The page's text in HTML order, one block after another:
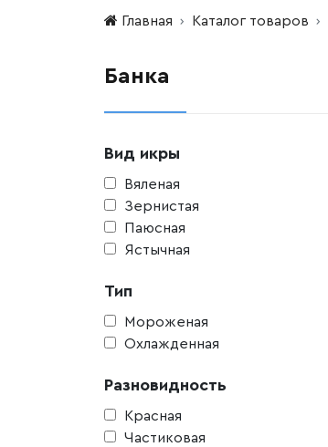
Главная Каталог товаров
Банка
Вид икры
Вяленая
Зернистая
Паюсная
Ястычная
Тип
Мороженая
Охлажденная
Разновидность
Красная
Частиковая